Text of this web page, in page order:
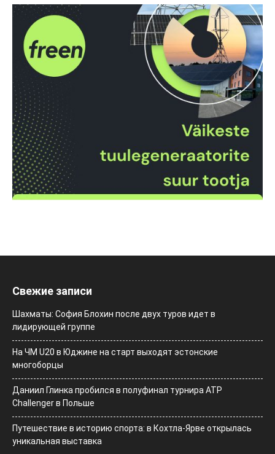
Свежие записи
Шахматы: София Блохин после двух туров идет в
лидирующей группе
На ЧМ U20 в Юджине на старт выходят эстонские
многоборцы
Даниил Глинка пробился в полуфинал турнира ATP
Challenger в Польше
Путешествие в историю спорта: в Кохтла-Ярве открылась
уникальная выставка